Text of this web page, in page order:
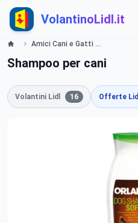
VolantinoLidl.it
Amici Cani e Gatti Lidl
Shampoo per cani
Volantini Lidl 16 Offerte Lidl